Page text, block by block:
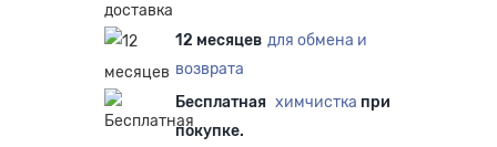
12 месяцев для обмена и
возврата
Бесплатная химчистка при
покупке.